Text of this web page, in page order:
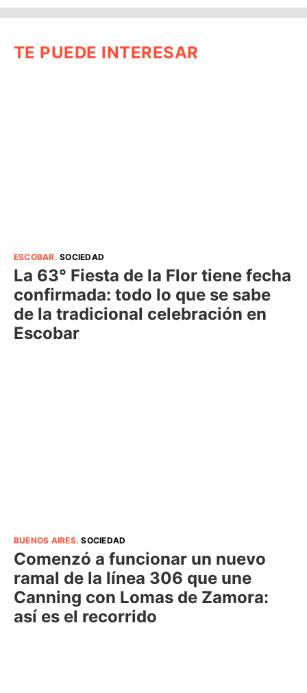
TE PUEDE INTERESAR
ESCOBAR.SOCIEDAD
La 63° Fiesta de la Flor tiene fecha
confirmada: todo lo que se sabe
de la tradicional celebración en
Escobar
BUENOS AIRES.SOCIEDAD
Comenzó a funcionar un nuevo
ramal de la línea 306 que une
Canning con Lomas de Zamora:
así es el recorrido